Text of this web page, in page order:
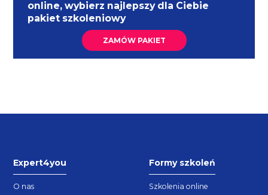
online, wybierz najlepszy dla Ciebie
pakiet szkoleniowy
ZAMÓW PAKIET
Expert4you
O nas
Formy szkoleń
Szkolenia online